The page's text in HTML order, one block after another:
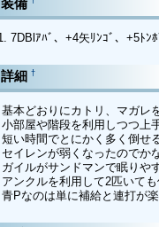
装備
7DBlｱﾊﾞ、+4矢ﾘﾝｺﾞ、+5ﾄﾝ
詳細 †
基本どおりにカトリ、マガレ
小部屋や階段を利用しつつ上
短い時間でとにかく多く倒せ
セイレンが弱くなったのでか
ガイルがサンドマンで眠りや
アンクルを利用して2匹いても
青Pなのは単に補給と連打が楽